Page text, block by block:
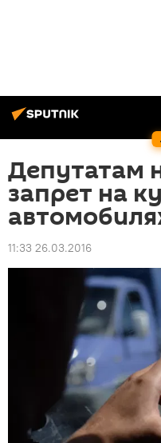
Депутатам
запрет на
11:33 26.03.2016